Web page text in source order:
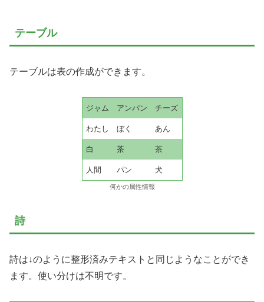
テーブル
テーブルは表の作成ができます。
ジャム アンパン チーズ
わたし ぼく あん
白 茶 茶
人間 パン 犬
何かの属性情報
詩
詩は↓のように整形済みテキストと同じようなことができ
ます。使い分けは不明です。